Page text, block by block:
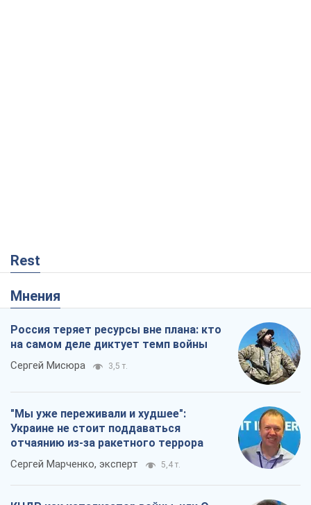
Rest
Мнения
Россия теряет ресурсы вне плана: кто
на самом деле диктует темп войны
Сергей Мисюра 3,5 т.
"Мы уже переживали и худшее":
Украине не стоит поддаваться
отчаянию из-за ракетного террора
Сергей Марченко, эксперт 5,4 т.